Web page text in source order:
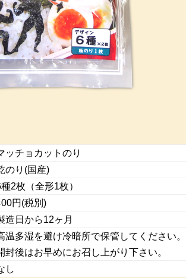
チョカットのり
のり(国産)
2枚（全形1枚）
円(税別)
日から12ヶ月
温多湿を避け冷暗所で保管してください。
封後はお早めにお召し上がり下さい。
し